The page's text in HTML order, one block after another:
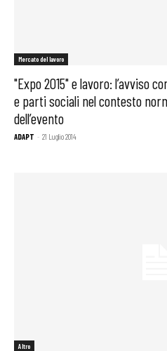
Mercato del lavoro
"Expo 2015" e lavoro: l’avviso
e parti sociali nel contesto
dell’evento
ADAPT - 21 Luglio 2014
Altro